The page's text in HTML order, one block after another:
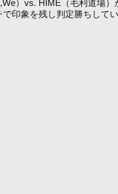
）vs. HIME（毛利道場）
印象を残し判定勝ちしてい